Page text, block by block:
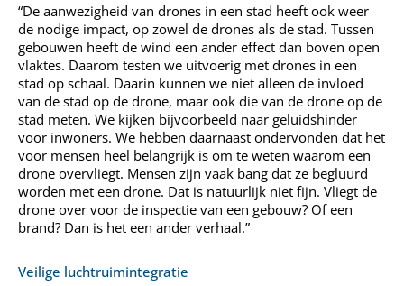
“De aanwezigheid van drones in een stad heeft ook weer
de nodige impact, op zowel de drones als de stad. Tussen
gebouwen heeft de wind een ander effect dan boven open
vlaktes. Daarom testen we uitvoerig met drones in een
stad op schaal. Daarin kunnen we niet alleen de invloed
van de stad op de drone, maar ook die van de drone op de
stad meten. We kijken bijvoorbeeld naar geluidshinder
voor inwoners. We hebben daarnaast ondervonden dat het
voor mensen heel belangrijk is om te weten waarom een
drone overvliegt. Mensen zijn vaak bang dat ze begluurd
worden met een drone. Dat is natuurlijk niet fijn. Vliegt de
drone over voor de inspectie van een gebouw? Of een
brand? Dan is het een ander verhaal.”
Veilige luchtruimintegratie